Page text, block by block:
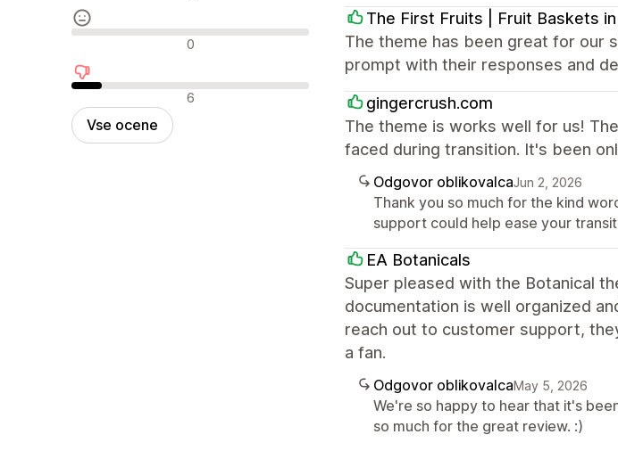
Nevtralne ocene 0
Negativne ocene 6
Vse ocene
The First Fruits | Fruit Baskets
The theme has been great for our
prompt with their responses and
gingercrush.com
The theme is works well for us!
faced during transition. It's been
Odgovor oblikovalcaJun 2, 2026
Thank you so much for the kind
support could help ease your
EA Botanicals
Super pleased with the Botanical
documentation is well organized
reach out to customer support,
a fan.
Odgovor oblikovalcaMay 5, 2026
We're so happy to hear that it's
so much for the great review. :)